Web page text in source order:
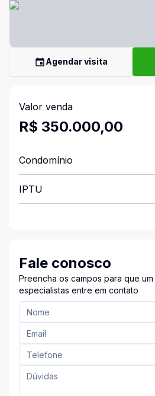
Agendar visita
Valor venda
R$ 350.000,00
Condomínio
IPTU
Fale conosco
Preencha os campos para que
especialistas entre em contato